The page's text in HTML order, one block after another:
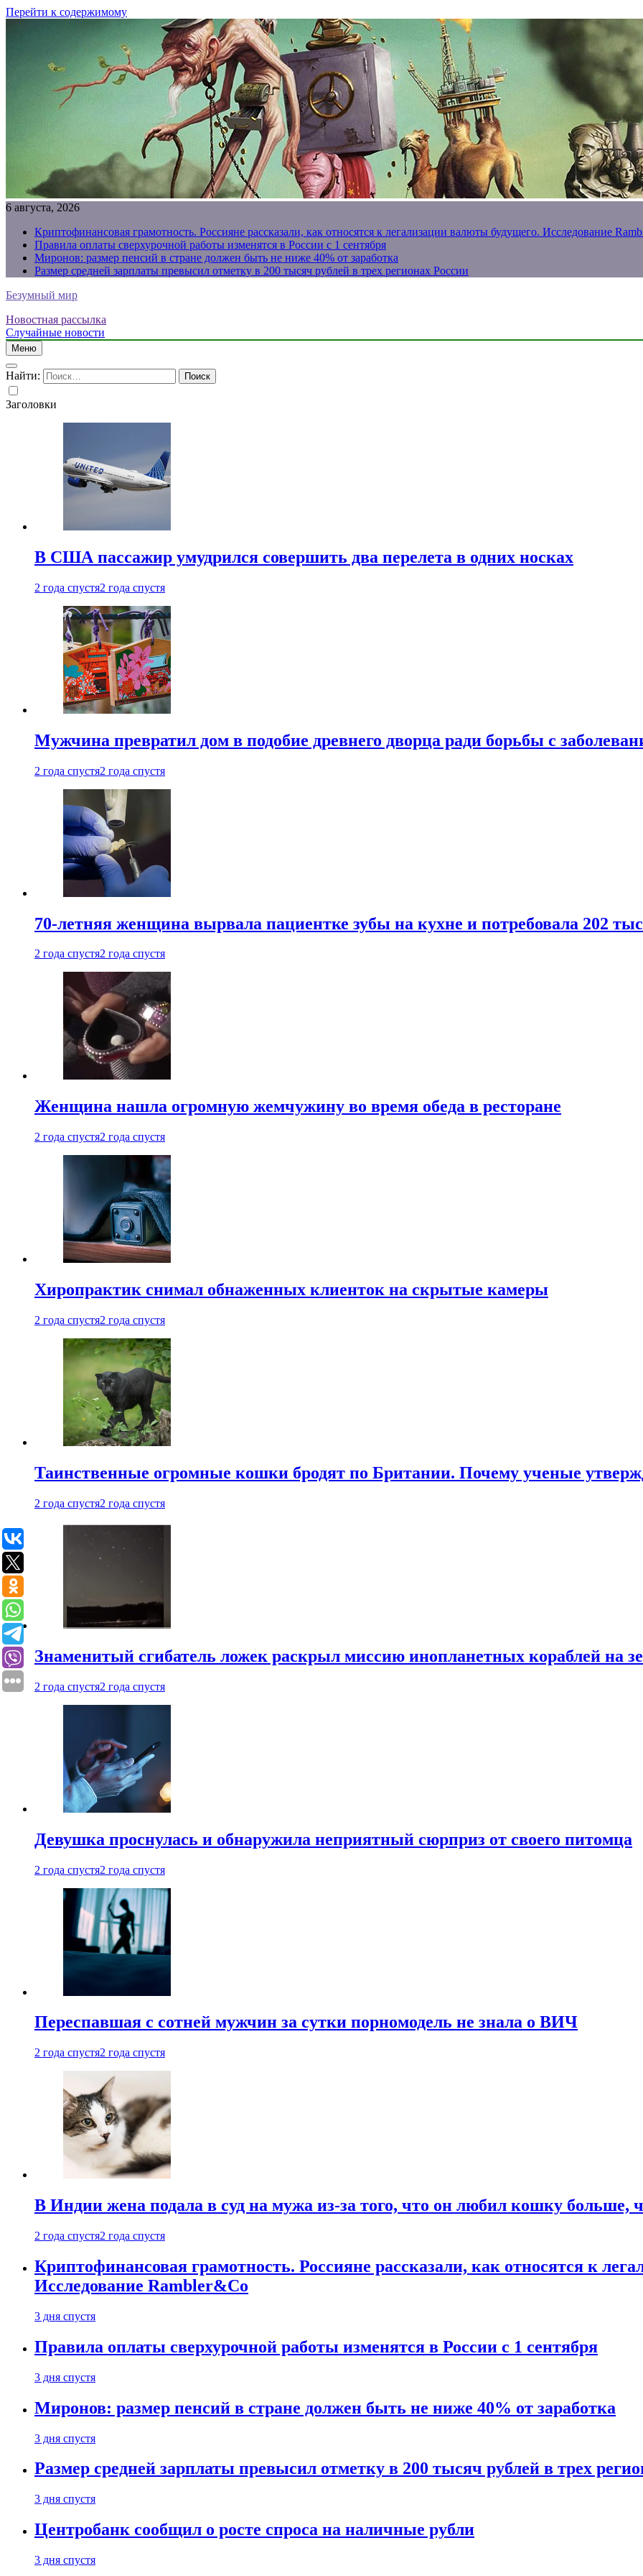
Перейти к содержимому
6 августа, 2026
Криптофинансовая грамотность. Россияне рассказали, как относятся к легализации валюты будущего. Исследование
Правила оплаты сверхурочной работы изменятся в России с 1 сентября
Миронов: размер пенсий в стране должен быть не ниже 40% от заработка
Размер средней зарплаты превысил отметку в 200 тысяч рублей в трех регионах России
Безумный мир
Новостная рассылка
Случайные новости
Меню
Найти:
Заголовки
В США пассажир умудрился совершить два перелета в одних носках
2 года спустя2 года спустя
Мужчина превратил дом в подобие древнего дворца ради борьбы с
2 года спустя2 года спустя
70-летняя женщина вырвала пациентке зубы на кухне и потребовала 202
2 года спустя2 года спустя
Женщина нашла огромную жемчужину во время обеда в ресторане
2 года спустя2 года спустя
Хиропрактик снимал обнаженных клиенток на скрытые камеры
2 года спустя2 года спустя
Таинственные огромные кошки бродят по Британии. Почему ученые
2 года спустя2 года спустя
Знаменитый сгибатель ложек раскрыл миссию инопланетных кораблей на
2 года спустя2 года спустя
Девушка проснулась и обнаружила неприятный сюрприз от своего питомца
2 года спустя2 года спустя
Переспавшая с сотней мужчин за сутки порномодель не знала о ВИЧ
2 года спустя2 года спустя
В Индии жена подала в суд на мужа из-за того, что он любил кошку больше,
2 года спустя2 года спустя
Криптофинансовая грамотность. Россияне рассказали, как относятся к
Исследование Rambler&Co
3 дня спустя
Правила оплаты сверхурочной работы изменятся в России с 1 сентября
3 дня спустя
Миронов: размер пенсий в стране должен быть не ниже 40% от заработка
3 дня спустя
Размер средней зарплаты превысил отметку в 200 тысяч рублей в трех
3 дня спустя
Центробанк сообщил о росте спроса на наличные рубли
3 дня спустя